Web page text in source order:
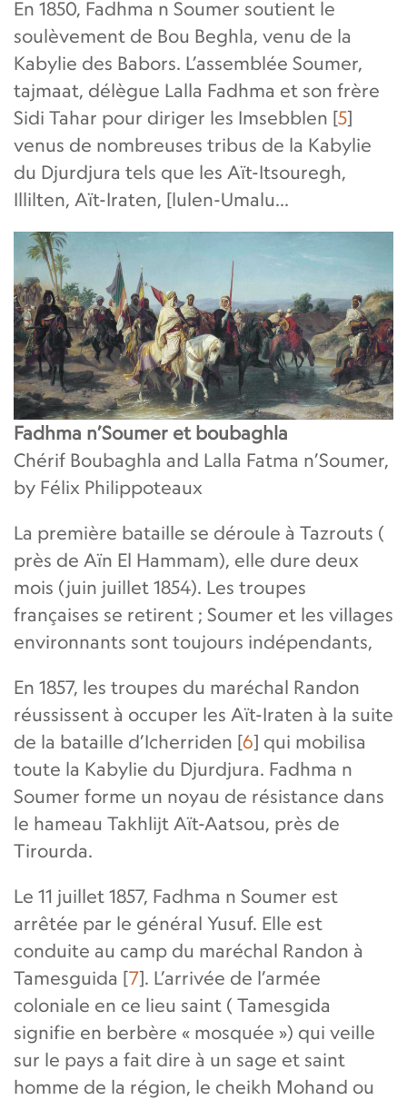
En 1850, Fadhma n Soumer soutient le
soulèvement de Bou Beghla, venu de la
Kabylie des Babors. L’assemblée Soumer,
tajmaat, délègue Lalla Fadhma et son frère
Sidi Tahar pour diriger les Imsebblen [5]
venus de nombreuses tribus de la Kabylie
du Djurdjura tels que les Aït-Itsouregh,
Illilten, Aït-Iraten, [lulen-Umalu…
Fadhma n’Soumer et boubaghla
Chérif Boubaghla and Lalla Fatma n’Soumer,
by Félix Philippoteaux
La première bataille se déroule à Tazrouts (
près de Aïn El Hammam), elle dure deux
mois (juin juillet 1854). Les troupes
françaises se retirent ; Soumer et les villages
environnants sont toujours indépendants,
En 1857, les troupes du maréchal Randon
réussissent à occuper les Aït-Iraten à la suite
de la bataille d’Icherriden [6] qui mobilisa
toute la Kabylie du Djurdjura. Fadhma n
Soumer forme un noyau de résistance dans
le hameau Takhlijt Aït-Aatsou, près de
Tirourda.
Le 11 juillet 1857, Fadhma n Soumer est
arrêtée par le général Yusuf. Elle est
conduite au camp du maréchal Randon à
Tamesguida [7]. L’arrivée de l’armée
coloniale en ce lieu saint ( Tamesgida
signifie en berbère « mosquée ») qui veille
sur le pays a fait dire à un sage et saint
homme de la région, le cheikh Mohand ou